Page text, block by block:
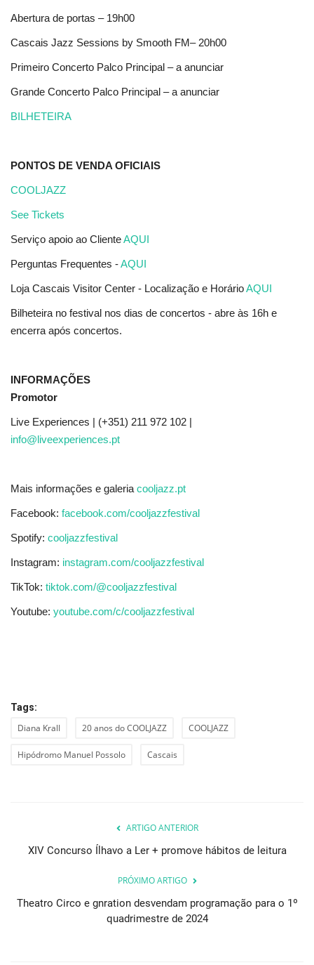
Abertura de portas – 19h00
Cascais Jazz Sessions by Smooth FM– 20h00
Primeiro Concerto Palco Principal – a anunciar
Grande Concerto Palco Principal – a anunciar
BILHETEIRA
PONTOS DE VENDA OFICIAIS
COOLJAZZ
See Tickets
Serviço apoio ao ClienteAQUI
Perguntas Frequentes -AQUI
Loja Cascais Visitor Center - Localização e HorárioAQUI
Bilheteira no festival nos dias de concertos - abre às 16h e
encerra após concertos.
INFORMAÇÕES
Promotor
Live Experiences | (+351) 211 972 102 |
info@liveexperiences.pt
Mais informações e galeria cooljazz.pt
Facebook: facebook.com/cooljazzfestival
Spotify: cooljazzfestival
Instagram: instagram.com/cooljazzfestival
TikTok: tiktok.com/@cooljazzfestival
Youtube: youtube.com/c/cooljazzfestival
Tags:
Diana Krall 20 anos do COOLJAZZ COOLJAZZ
Hipódromo Manuel Possolo Cascais
ARTIGO ANTERIOR
XIV Concurso Ílhavo a Ler + promove hábitos de leitura
PRÓXIMO ARTIGO
Theatro Circo e gnration desvendam programação para o 1º
quadrimestre de 2024